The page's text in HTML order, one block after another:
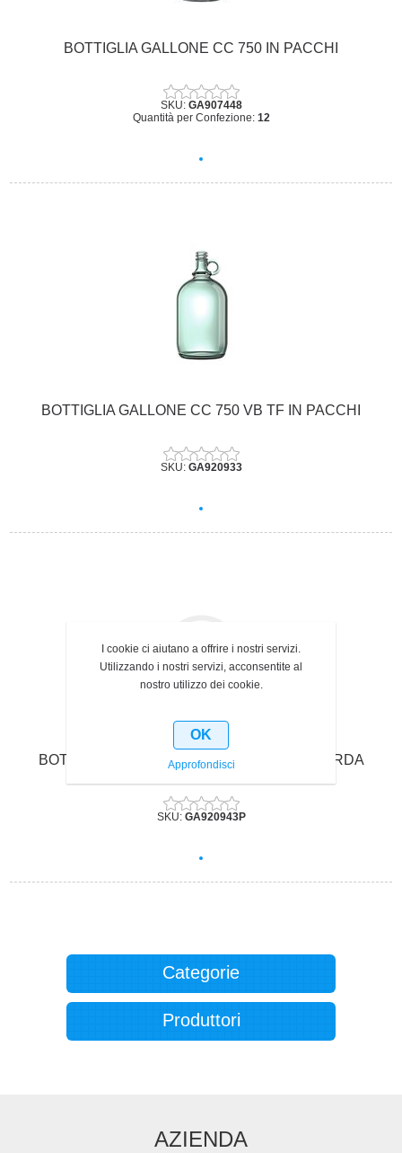
BOTTIGLIA GALLONE CC 750 IN PACCHI
SKU: GA907448
Quantità per Confezione: 12
BOTTIGLIA GALLONE CC 750 VB TF IN PACCHI
SKU: GA920933
BOTTIGLIA GALLONE cc. 750 UVAG RIV. CORDA
SKU: GA920943P
Categorie
Produttori
AZIENDA
I cookie ci aiutano a offrire i nostri servizi.
Utilizzando i nostri servizi, acconsentite al
nostro utilizzo dei cookie.
OK
Approfondisci